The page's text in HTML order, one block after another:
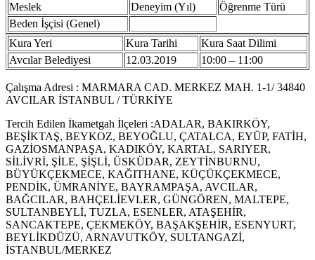
Meslek Deneyim (Yıl)
Öğrenme Türü
Beden İşçisi (Genel)
Kura Yeri
Kura Tarihi
Kura Saat Dilimi
Avcılar Belediyesi
12.03.2019 10:00 – 11:00
Çalışma Adresi : MARMARA CAD. MERKEZ MAH. 1-1/ 34840
AVCILAR İSTANBUL / TÜRKİYE
Tercih Edilen İkametgah İlçeleri :ADALAR, BAKIRKÖY,
BEŞİKTAŞ, BEYKOZ, BEYOĞLU, ÇATALCA, EYÜP, FATİH,
GAZİOSMANPAŞA, KADIKÖY, KARTAL, SARIYER,
SİLİVRİ, ŞİLE, ŞİŞLİ, ÜSKÜDAR, ZEYTİNBURNU,
BÜYÜKÇEKMECE, KAĞITHANE, KÜÇÜKÇEKMECE,
PENDİK, ÜMRANİYE, BAYRAMPAŞA, AVCILAR,
BAĞCILAR, BAHÇELİEVLER, GÜNGÖREN, MALTEPE,
SULTANBEYLİ, TUZLA, ESENLER, ATAŞEHİR,
SANCAKTEPE, ÇEKMEKÖY, BAŞAKŞEHİR, ESENYURT,
BEYLİKDÜZÜ, ARNAVUTKÖY, SULTANGAZİ,
İSTANBUL/MERKEZ